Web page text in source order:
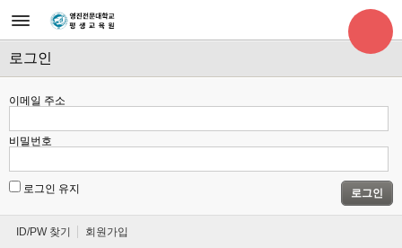
로그인
이메일 주소
비밀번호
로그인 유지 로그인
ID/PW 찾기 회원가입